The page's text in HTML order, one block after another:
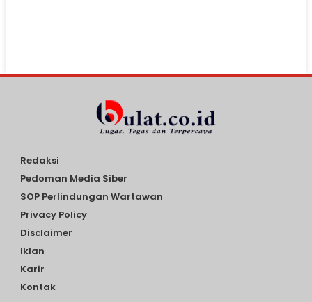
Redaksi
Pedoman Media Siber
SOP Perlindungan Wartawan
Privacy Policy
Disclaimer
Iklan
Karir
Kontak